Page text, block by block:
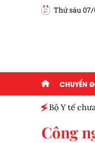
Thứ sáu 07/
CHUYỂN
Bộ Y tế
Công